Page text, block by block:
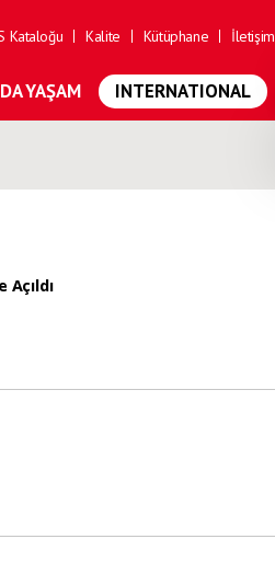
Kataloğu Kalite Kütüphane İletişim
YAŞAM INTERNATIONAL